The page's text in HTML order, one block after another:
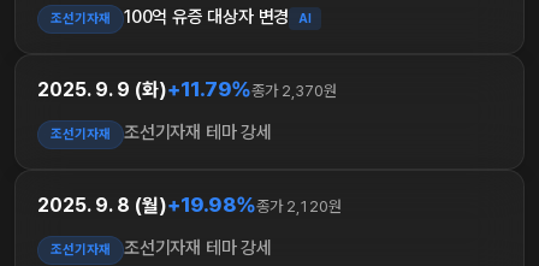
조선기자재 100억 유증 대상자 변경 AI
2025. 9. 9 (화)+11.79%종가 2,370원
조선기자재 조선기자재 테마 강세
2025. 9. 8 (월)+19.98%종가 2,120원
조선기자재 조선기자재 테마 강세